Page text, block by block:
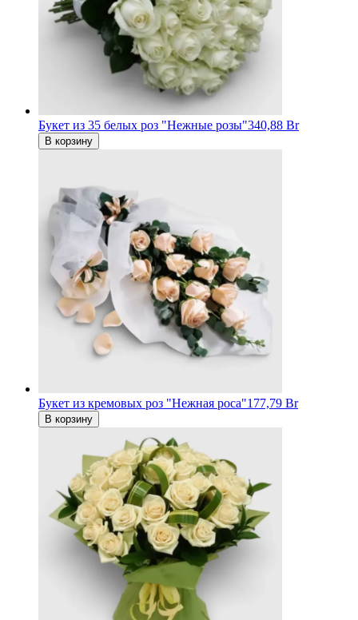
Букет из 35 белых роз "Нежные розы"340,88 Br
В корзину
Букет из кремовых роз "Нежная роса"177,79 Br
В корзину